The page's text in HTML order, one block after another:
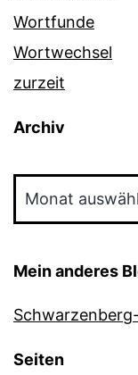
Wortfunde
Wortwechsel
zurzeit
Archiv
Mein anderes
Seiten